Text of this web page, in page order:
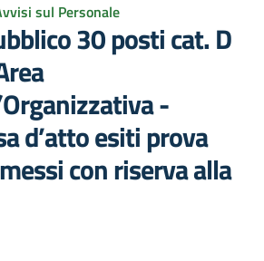
sul Personale
30 posti cat. D
-
d’atto esiti prova
con riserva alla